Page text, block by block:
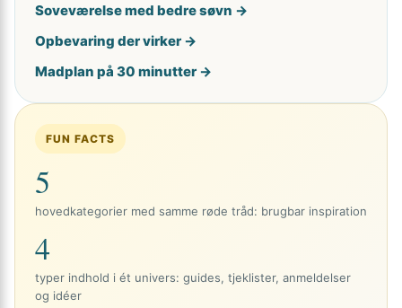
Soveværelse med bedre søvn →
Opbevaring der virker →
Madplan på 30 minutter →
FUN FACTS
5
hovedkategorier med samme røde tråd: brugbar inspiration
4
typer indhold i ét univers: guides, tjeklister, anmeldelser
og idéer